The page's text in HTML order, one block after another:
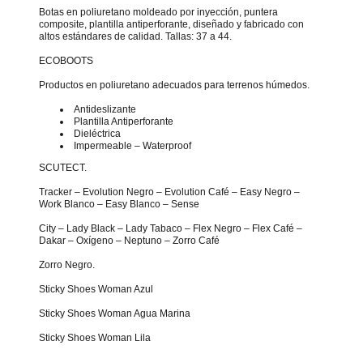
Botas en poliuretano moldeado por inyección, puntera
composite, plantilla antiperforante, diseñado y fabricado con
altos estándares de calidad. Tallas: 37 a 44.
ECOBOOTS
Productos en poliuretano adecuados para terrenos húmedos.
Antideslizante
Plantilla Antiperforante
Dieléctrica
Impermeable – Waterproof
SCUTECT.
Tracker – Evolution Negro – Evolution Café – Easy Negro –
Work Blanco – Easy Blanco – Sense
City – Lady Black – Lady Tabaco – Flex Negro – Flex Café –
Dakar – Oxígeno – Neptuno – Zorro Café
Zorro Negro.
Sticky Shoes Woman Azul
Sticky Shoes Woman Agua Marina
Sticky Shoes Woman Lila